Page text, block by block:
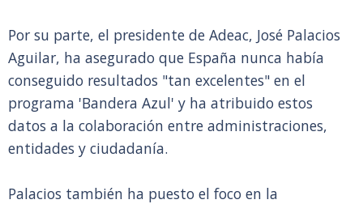
Por su parte, el presidente de Adeac, José Palacios
Aguilar, ha asegurado que España nunca había
conseguido resultados "tan excelentes" en el
programa 'Bandera Azul' y ha atribuido estos
datos a la colaboración entre administraciones,
entidades y ciudadanía.
Palacios también ha puesto el foco en la